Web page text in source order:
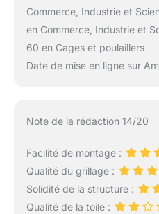
Commerce, Industrie et
en Commerce, Industrie et
60 en Cages et poulaillers
Date de mise en ligne sur
Note de la rédaction 14/20
Facilité de montage :
Qualité du grillage :
Solidité de la structure :
Qualité de la toile :